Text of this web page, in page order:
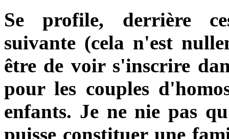
Se profile, derrière
suivante (cela n'est
être de voir s'inscrire
pour les couples
enfants. Je ne nie pas
puisse constituer une